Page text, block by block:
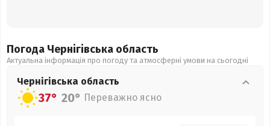
Погода Чернігівська область
Актуальна інформація про погоду та атмосферні умови на сьогодні
Чернігівська область
37° 20° Переважно ясно